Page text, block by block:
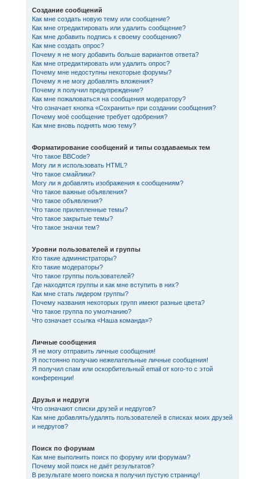
Создание сообщений
Как мне создать новую тему или сообщение?
Как мне отредактировать или удалить сообщение?
Как мне добавить подпись к своему сообщению?
Как мне создать опрос?
Почему я не могу добавить больше вариантов ответа?
Как мне отредактировать или удалить опрос?
Почему мне недоступны некоторые форумы?
Почему я не могу добавлять вложения?
Почему я получил предупреждение?
Как мне пожаловаться на сообщения модератору?
Что означает кнопка «Сохранить» при создании сообщения?
Почему моё сообщение требует одобрения?
Как мне вновь поднять мою тему?
Форматирование сообщений и типы создаваемых тем
Что такое BBCode?
Могу ли я использовать HTML?
Что такое смайлики?
Могу ли я добавлять изображения к сообщениям?
Что такое важные объявления?
Что такое объявления?
Что такое прилепленные темы?
Что такое закрытые темы?
Что такое значки тем?
Уровни пользователей и группы
Кто такие администраторы?
Кто такие модераторы?
Что такое группы пользователей?
Где находятся группы и как мне вступить в них?
Как мне стать лидером группы?
Почему названия некоторых групп имеют разные цвета?
Что такое группа по умолчанию?
Что означает ссылка «Наша команда»?
Личные сообщения
Я не могу отправить личные сообщения!
Я постоянно получаю нежелательные личные сообщения!
Я получил спам или оскорбительный email от кого-то с этой
конференции!
Друзья и недруги
Что означают списки друзей и недругов?
Как мне добавлять/удалять пользователей в списках моих друзей
и недругов?
Поиск по форумам
Как мне выполнить поиск по форуму или форумам?
Почему мой поиск не даёт результатов?
В результате моего поиска я получил пустую страницу!